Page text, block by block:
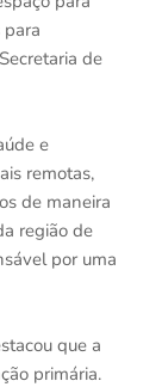
para
de
e
remotas,
de maneira
região de
por uma
que a
primária.